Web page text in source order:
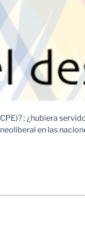
; ¿hubiera
en las